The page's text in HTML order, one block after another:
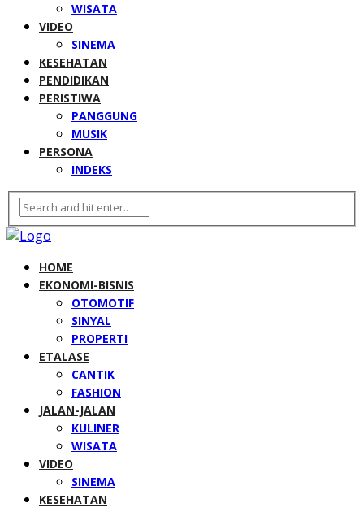
WISATA
VIDEO
SINEMA
KESEHATAN
PENDIDIKAN
PERISTIWA
PANGGUNG
MUSIK
PERSONA
INDEKS
HOME
EKONOMI-BISNIS
OTOMOTIF
SINYAL
PROPERTI
ETALASE
CANTIK
FASHION
JALAN-JALAN
KULINER
WISATA
VIDEO
SINEMA
KESEHATAN